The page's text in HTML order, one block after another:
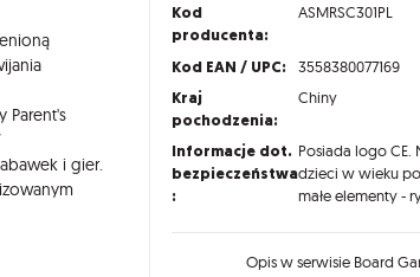
Parent's
i gier.
Kod
producenta:
ASMRSC301PL
Kod EAN / UPC: 3558380077169
Kraj
pochodzenia:
Chiny
Informacje dot.
bezpieczeństwa
:
Posiada logo CE.
dzieci w wieku
małe elementy -
Opis w serwisie Board